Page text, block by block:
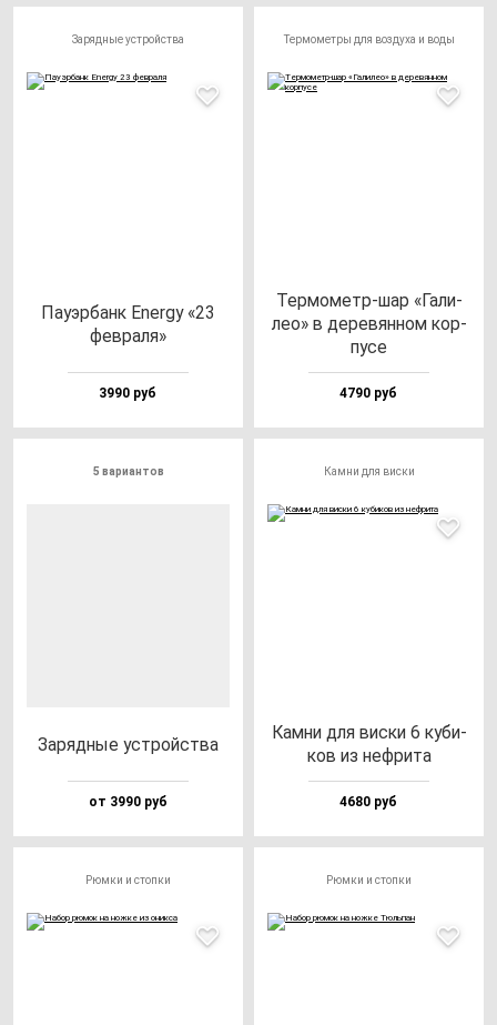
Зарядные устройства
Пауэр­банк Energy «23
фев­ра­ля»
3990 руб
Термометры для воздуха и воды
Тер­мо­метр-шар «Гали­
лео» в де­ре­вян­ном кор­
пу­се
4790 руб
5 вариантов
Заряд­ные ус­трой­ства
от 3990 руб
Камни для виски
Кам­ни для вис­ки 6 ку­би­
ков из неф­ри­та
4680 руб
Рюмки и стопки Рюмки и стопки